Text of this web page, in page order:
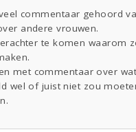
commentaar gehoord
andere vrouwen.
te komen waarom
met commentaar over
wel of juist niet zou